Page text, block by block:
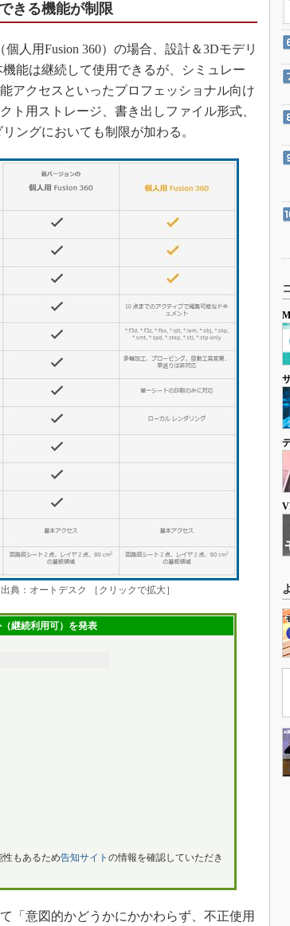
製造業ビッグデータ
メイドインジャパン
植物工場
知財マネジメント
海外生産
グローバル設計・開発
制御セキュリティ
新型コロナへの対応
きる機能が制限
人用Fusion 360）の場合、設計＆3Dモデリ
能は継続して使用できるが、シミュレー
アクセスといったプロフェッショナル向け
ト用ストレージ、書き出しファイル形式、
ングにおいても制限が加わる。
典：オートデスク ［クリックで拡大］
継続利用可）を発表
もあるため告知サイト の情報を確認していただき
「意図的かどうかにかかわらず、不正使用